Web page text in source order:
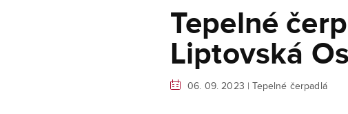
Tepelné
Liptovská
06. 09. 2023 |Tepelné čerpadlá